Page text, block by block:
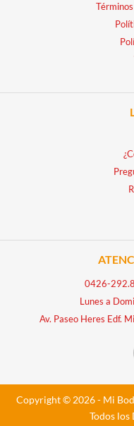
0426-
Lunes a
Av. Paseo Heres Edf.
Copyright © 2026 - Mi
Todos los